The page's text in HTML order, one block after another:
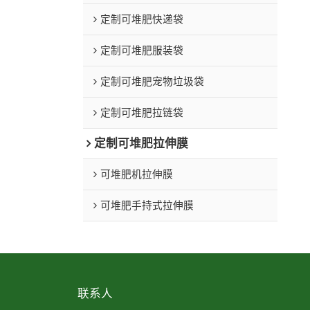
定制可堆肥快递袋
定制可堆肥服装袋
定制可堆肥宠物垃圾袋
定制可堆肥拉链袋
定制可堆肥拉伸膜
可堆肥机拉伸膜
可堆肥手持式拉伸膜
联系人